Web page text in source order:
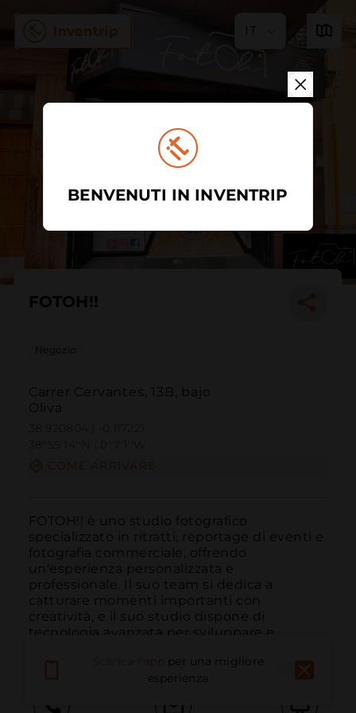
IT
FOTOH!!
Negozio
Carrer Cervantes, 13B, bajo
Oliva
FOTOH!! è uno studio fotografico
specializzato in ritratti, reportage di eventi e
fotografia commerciale, offrendo
un'esperienza personalizzata e
professionale. Il suo team si dedica a
catturare momenti importanti con
creatività, e il suo studio dispone di
tecnologia avanzata per sviluppare e
per una migliore
esperienza
BENVENUTI IN INVENTRIP